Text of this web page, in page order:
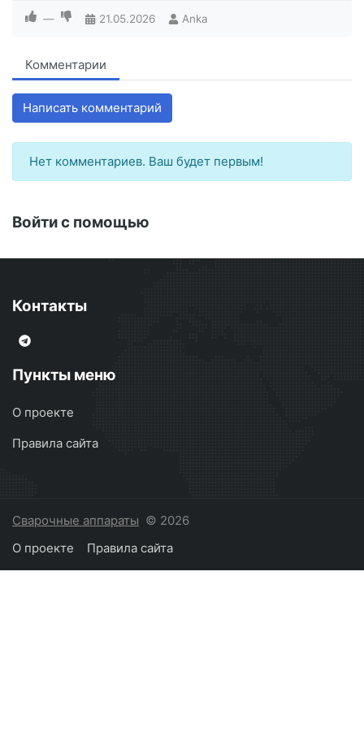
— 21.05.2026 Anka
Комментарии
Написать комментарий
Нет комментариев. Ваш будет первым!
Войти с помощью
Контакты
Пункты меню
О проекте
Правила сайта
Сварочные аппараты © 2026
О проекте
Правила сайта